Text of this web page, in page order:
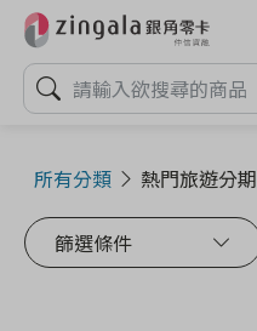
所有分類 熱門旅遊分期
篩選條件